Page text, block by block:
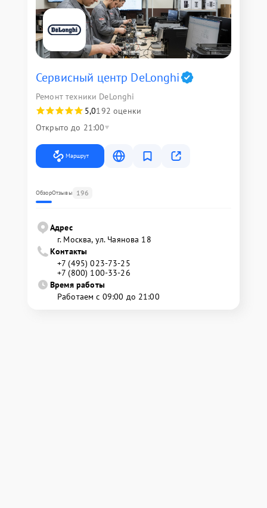
Сервисный центр DeLonghi
Ремонт техники DeLonghi
5,0192 оценки
Открыто до 21:00
Маршрут
ОбзорОтзывы 196
Адрес
г. Москва, ул. Чаянова 18
Контакты
+7 (495) 023-73-25
+7 (800) 100-33-26
Время работы
Работаем с 09:00 до 21:00